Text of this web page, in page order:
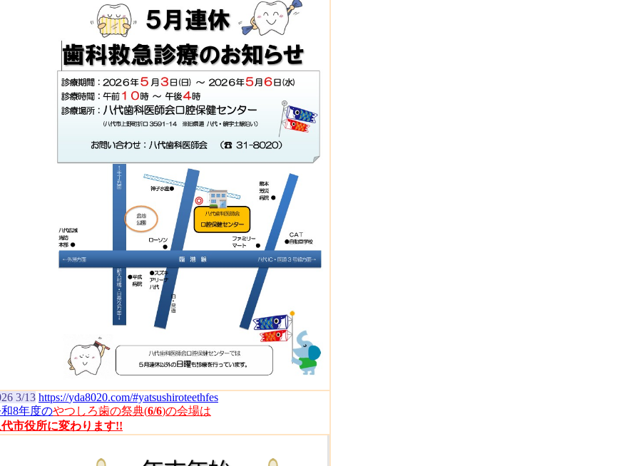
3/13 https://yda8020.com/#yatsushiroteethfes
8年度のやつしろ歯の祭典(6/6)の会場は
市役所に変わります!!